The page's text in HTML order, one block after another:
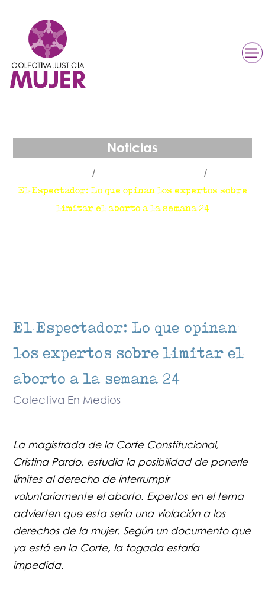
Noticias
El Espectador: Lo que opinan los expertos sobre
limitar el aborto a la semana 24
El Espectador: Lo que opinan
los expertos sobre limitar el
aborto a la semana 24
Colectiva En Medios
La magistrada de la Corte Constitucional,
Cristina Pardo, estudia la posibilidad de ponerle
límites al derecho de interrumpir
voluntariamente el aborto. Expertos en el tema
advierten que esta sería una violación a los
derechos de la mujer. Según un documento que
ya está en la Corte, la togada estaría
impedida.